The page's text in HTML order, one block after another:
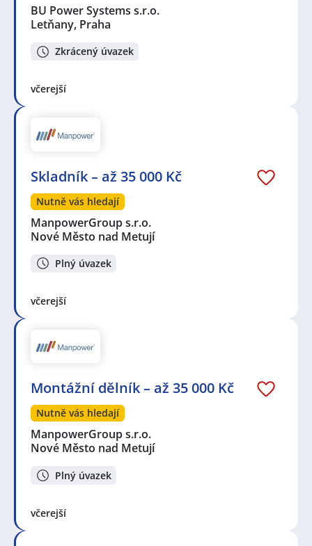
BU Power Systems s.r.o.
Letňany, Praha
Zkrácený úvazek
včerejší
Skladník – až 35 000 Kč
Nutně vás hledají
ManpowerGroup s.r.o.
Nové Město nad Metují
Plný úvazek
včerejší
Montážní dělník – až 35 000 Kč
Nutně vás hledají
ManpowerGroup s.r.o.
Nové Město nad Metují
Plný úvazek
včerejší